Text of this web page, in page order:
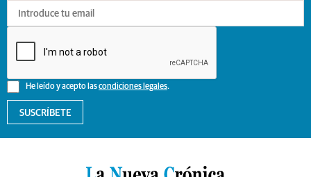
He leído y acepto lascondiciones legales.
SUSCRÍBETE